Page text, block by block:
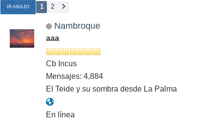
IR ABAJO 1 2
Nambroque
aaa
Cb Incus
Mensajes: 4,884
El Teide y su sombra desde La Palma
En línea